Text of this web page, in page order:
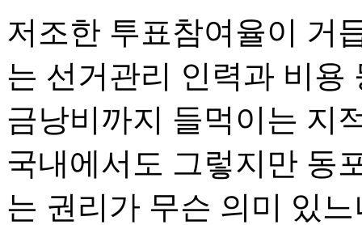
저조한 투표참여율이 거
는 선거관리 인력과 비용
금낭비까지 들먹이는 지
국내에서도 그렇지만 동
는 권리가 무슨 의미 있